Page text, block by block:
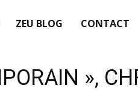
ZEU BLOG CONTACT
»,